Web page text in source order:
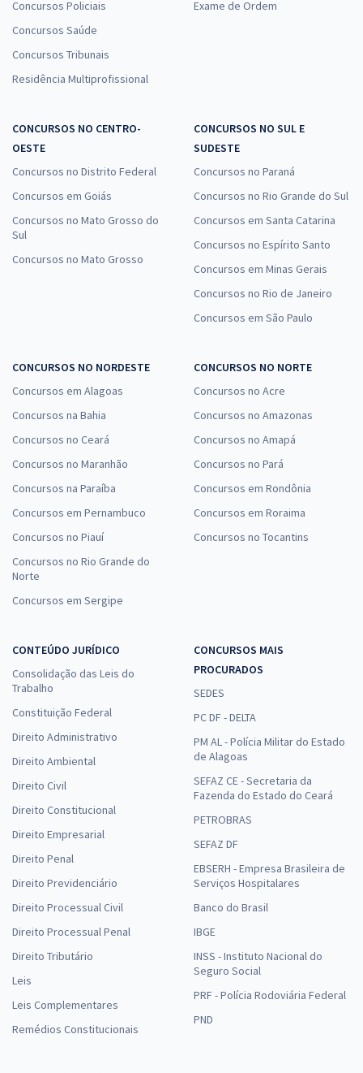
Concursos Policiais
Concursos Saúde
Concursos Tribunais
Residência Multiprofissional
Exame de Ordem
CONCURSOS NO CENTRO-
OESTE
Concursos no Distrito Federal
Concursos em Goiás
Concursos no Mato Grosso do
Sul
Concursos no Mato Grosso
CONCURSOS NO SUL E
SUDESTE
Concursos no Paraná
Concursos no Rio Grande do Sul
Concursos em Santa Catarina
Concursos no Espírito Santo
Concursos em Minas Gerais
Concursos no Rio de Janeiro
Concursos em São Paulo
CONCURSOS NO NORDESTE
Concursos em Alagoas
Concursos na Bahia
Concursos no Ceará
Concursos no Maranhão
Concursos na Paraíba
Concursos em Pernambuco
Concursos no Piauí
Concursos no Rio Grande do
Norte
Concursos em Sergipe
CONCURSOS NO NORTE
Concursos no Acre
Concursos no Amazonas
Concursos no Amapá
Concursos no Pará
Concursos em Rondônia
Concursos em Roraima
Concursos no Tocantins
CONTEÚDO JURÍDICO
Consolidação das Leis do
Trabalho
Constituição Federal
Direito Administrativo
Direito Ambiental
Direito Civil
Direito Constitucional
Direito Empresarial
Direito Penal
Direito Previdenciário
Direito Processual Civil
Direito Processual Penal
Direito Tributário
Leis
Leis Complementares
Remédios Constitucionais
CONCURSOS MAIS
PROCURADOS
SEDES
PC DF - DELTA
PM AL - Polícia Militar do Estado
de Alagoas
SEFAZ CE - Secretaria da
Fazenda do Estado do Ceará
PETROBRAS
SEFAZ DF
EBSERH - Empresa Brasileira de
Serviços Hospitalares
Banco do Brasil
IBGE
INSS - Instituto Nacional do
Seguro Social
PRF - Polícia Rodoviária Federal
PND